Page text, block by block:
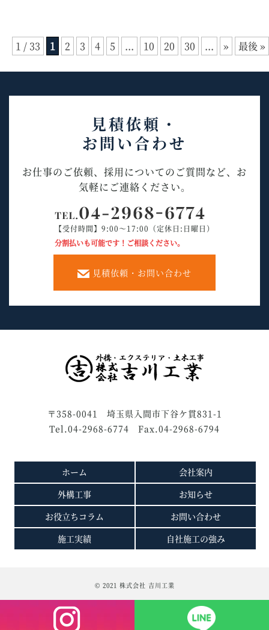
1 / 33 1 2 3 4 5 ... 10 20 30 ... » 最後 »
見積依頼・
お問い合わせ
お仕事のご依頼、採用についてのご質問など、お
気軽にご連絡ください。
【受付時間】9:00～17:00（定休日:日曜日）
分割払いも可能です！ご相談ください。
見積依頼・お問い合わせ
〒358-0041 埼玉県入間市下谷ケ貫831-1
Tel.04-2968-6774 Fax.04-2968-6794
ホーム
外構工事
お役立ちコラム
施工実績
自社施工の強み
会社案内
お知らせ
お問い合わせ
© 2021 株式会社 吉川工業